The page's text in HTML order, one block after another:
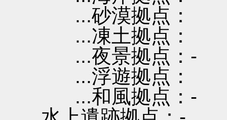
...砂漠拠点：
...凍土拠点：
...夜景拠点：-
...浮遊拠点：
...和風拠点：-